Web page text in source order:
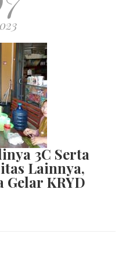
3C Serta
Lainnya,
Gelar KRYD